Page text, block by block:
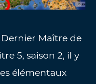
Maître de
5, saison 2, il y
élémentaux